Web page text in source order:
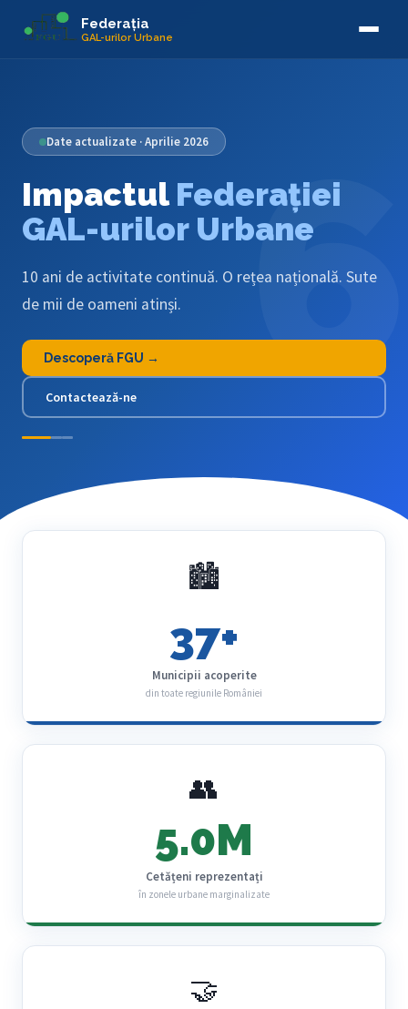
Federația
GAL-urilor Urbane
6
Date actualizate · Aprilie 2026
ImpactulFederației
GAL-urilor Urbane
10 ani de activitate continuă. O rețea națională. Sute
de mii de oameni atinși.
Descoperă FGU →
Contactează-ne
🏙
37+
Municipii acoperite
din toate regiunile României
👥
5.0M
Cetățeni reprezentați
în zonele urbane marginalizate
🤝